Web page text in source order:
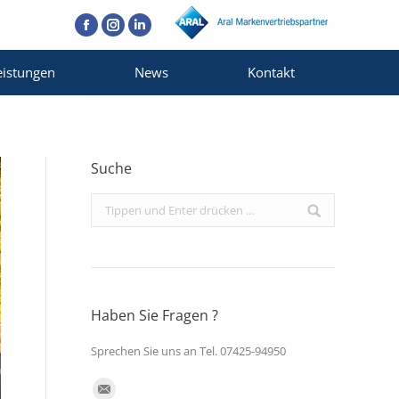
Facebook
InstagramLinkedin
News Kontakt
Suche
Search:
Haben Sie Fragen ?
Sprechen Sie uns an Tel. 07425-94950
Finden Sie uns auf: